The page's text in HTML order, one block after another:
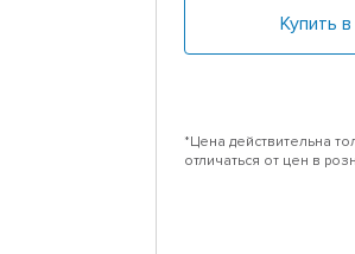
Купить
*Цена действительна
отличаться от цен в